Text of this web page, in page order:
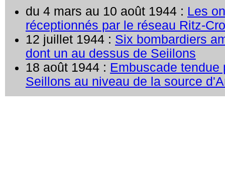
du 4 mars au 10 août 1944 : Les
réceptionnés par le réseau Ritz-
12 juillet 1944 : Six bombardiers
dont un au dessus de Seiilons
18 août 1944 : Embuscade tendue
Seillons au niveau de la source